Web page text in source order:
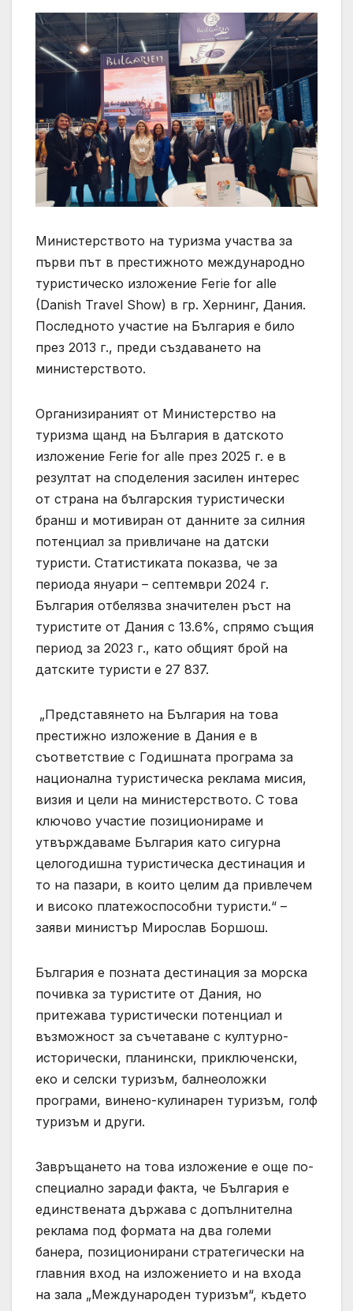
Министерството на туризма участва за
първи път в престижното международно
туристическо изложение Ferie for alle
(Danish Travel Show) в гр. Хернинг, Дания.
Последното участие на България е било
през 2013 г., преди създаването на
министерството.
Организираният от Министерство на
туризма щанд на България в датското
изложение Ferie for alle през 2025 г. е в
резултат на споделения засилен интерес
от страна на българския туристически
бранш и мотивиран от данните за силния
потенциал за привличане на датски
туристи. Статистиката показва, че за
периода януари – септември 2024 г.
България отбелязва значителен ръст на
туристите от Дания с 13.6%, спрямо същия
период за 2023 г., като общият брой на
датските туристи е 27 837.
„Представянето на България на това
престижно изложение в Дания е в
съответствие с Годишната програма за
национална туристическа реклама мисия,
визия и цели на министерството. С това
ключово участие позиционираме и
утвърждаваме България като сигурна
целогодишна туристическа дестинация и
то на пазари, в които целим да привлечем
и високо платежоспособни туристи.“ –
заяви министър Мирослав Боршош.
България е позната дестинация за морска
почивка за туристите от Дания, но
притежава туристически потенциал и
възможност за съчетаване с културно-
исторически, планински, приключенски,
еко и селски туризъм, балнеоложки
програми, винено-кулинарен туризъм, голф
туризъм и други.
Завръщането на това изложение е още по-
специално заради факта, че България е
единствената държава с допълнителна
реклама под формата на два големи
банера, позиционирани стратегически на
главния вход на изложението и на входа
на зала „Международен туризъм“, където